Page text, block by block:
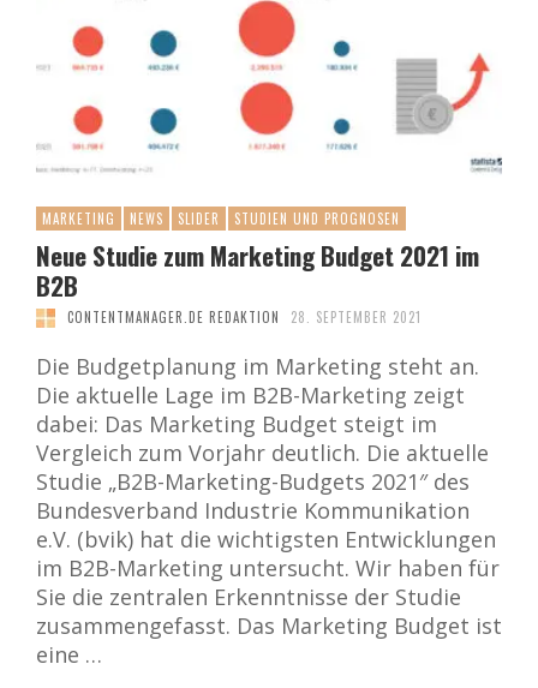
MARKETING NEWS SLIDER STUDIEN UND PROGNOSEN
Neue Studie zum Marketing Budget 2021 im
B2B
CONTENTMANAGER.DE REDAKTION 28. SEPTEMBER 2021
Die Budgetplanung im Marketing steht an.
Die aktuelle Lage im B2B-Marketing zeigt
dabei: Das Marketing Budget steigt im
Vergleich zum Vorjahr deutlich. Die aktuelle
Studie „B2B-Marketing-Budgets 2021″ des
Bundesverband Industrie Kommunikation
e.V. (bvik) hat die wichtigsten Entwicklungen
im B2B-Marketing untersucht. Wir haben für
Sie die zentralen Erkenntnisse der Studie
zusammengefasst. Das Marketing Budget ist
eine …